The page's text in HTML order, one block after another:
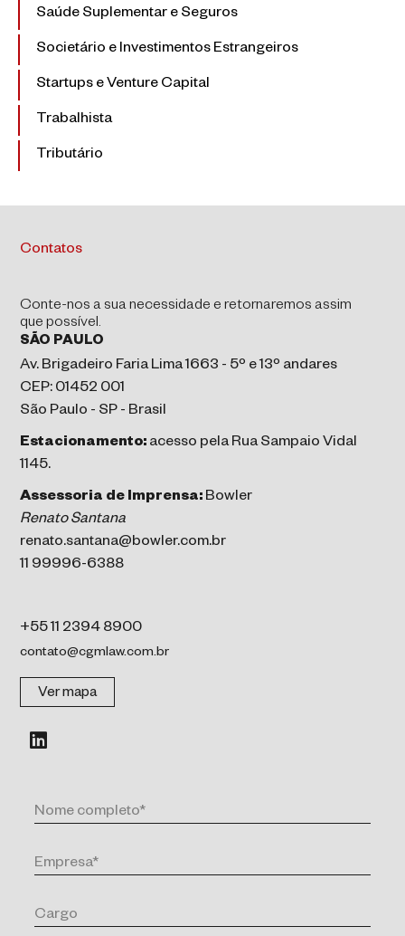
Saúde Suplementar e Seguros
Societário e Investimentos Estrangeiros
Startups e Venture Capital
Trabalhista
Tributário
Contatos
Conte-nos a sua necessidade e retornaremos assim
que possível.
SÃO PAULO
Av. Brigadeiro Faria Lima 1663 - 5º e 13º andares
CEP: 01452 001
São Paulo - SP - Brasil
Estacionamento: acesso pela Rua Sampaio Vidal
1145.
Assessoria de Imprensa: Bowler
Renato Santana
renato.santana@bowler.com.br
11 99996-6388
+55 11 2394 8900
contato@cgmlaw.com.br
Ver mapa